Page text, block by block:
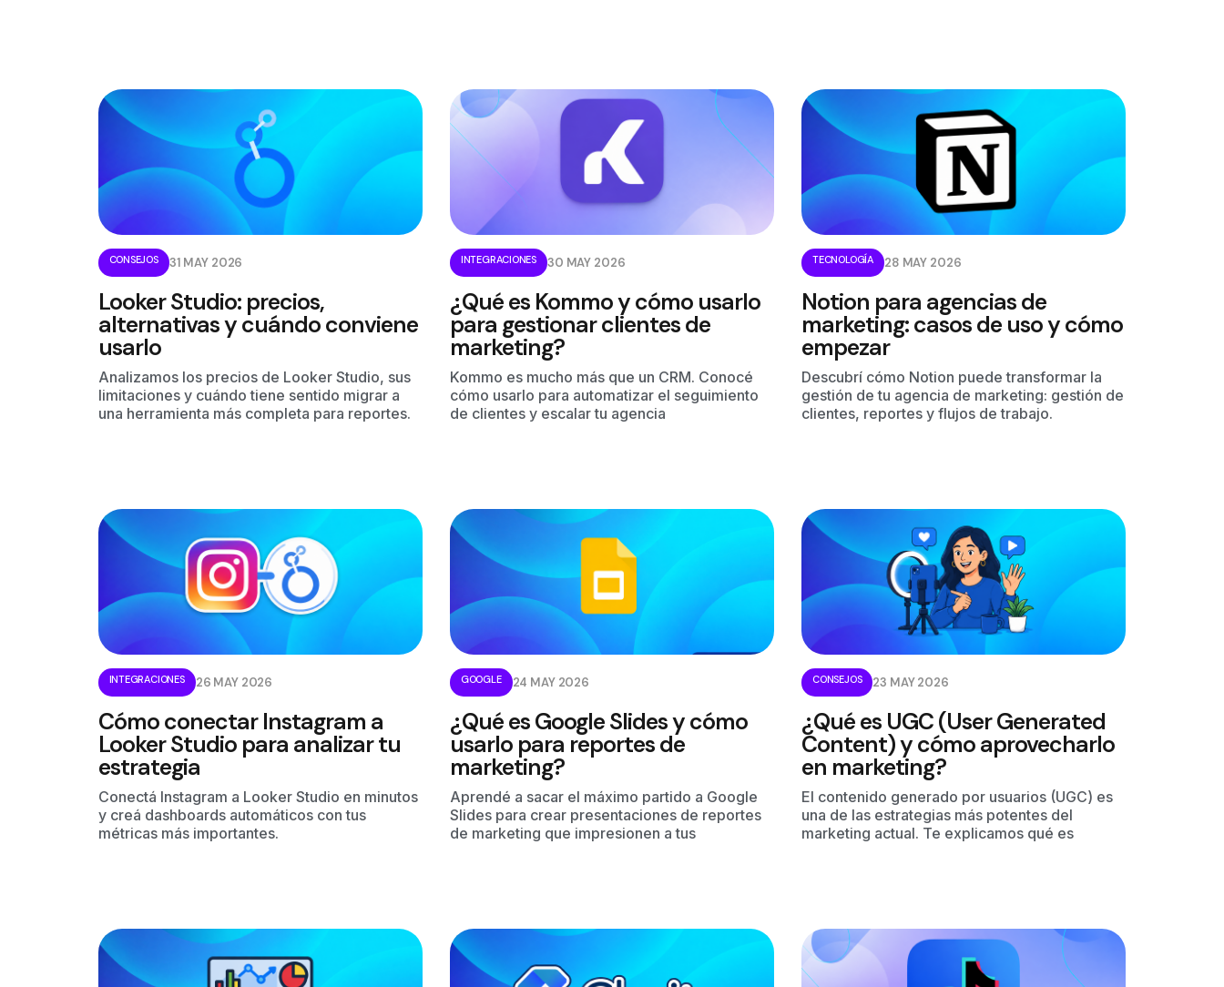
CONSEJOS 31 MAY 2026
Looker Studio: precios,
alternativas y cuándo conviene
usarlo
Analizamos los precios de Looker Studio, sus
limitaciones y cuándo tiene sentido migrar a
una herramienta más completa para reportes.
INTEGRACIONES 30 MAY 2026
¿Qué es Kommo y cómo usarlo
para gestionar clientes de
marketing?
Kommo es mucho más que un CRM. Conocé
cómo usarlo para automatizar el seguimiento
de clientes y escalar tu agencia
TECNOLOGÍA 28 MAY 2026
Notion para agencias de
marketing: casos de uso y cómo
empezar
Descubrí cómo Notion puede transformar la
gestión de tu agencia de marketing: gestión de
clientes, reportes y flujos de trabajo.
INTEGRACIONES 26 MAY 2026
Cómo conectar Instagram a
Looker Studio para analizar tu
estrategia
Conectá Instagram a Looker Studio en minutos
y creá dashboards automáticos con tus
métricas más importantes.
GOOGLE 24 MAY 2026
¿Qué es Google Slides y cómo
usarlo para reportes de
marketing?
Aprendé a sacar el máximo partido a Google
Slides para crear presentaciones de reportes
de marketing que impresionen a tus
CONSEJOS 23 MAY 2026
¿Qué es UGC (User Generated
Content) y cómo aprovecharlo
en marketing?
El contenido generado por usuarios (UGC) es
una de las estrategias más potentes del
marketing actual. Te explicamos qué es